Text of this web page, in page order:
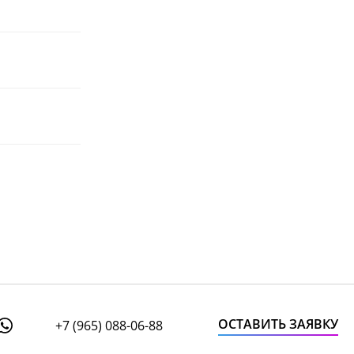
+7 (965) 088-06-88 ОСТАВИТЬ ЗАЯВКУ